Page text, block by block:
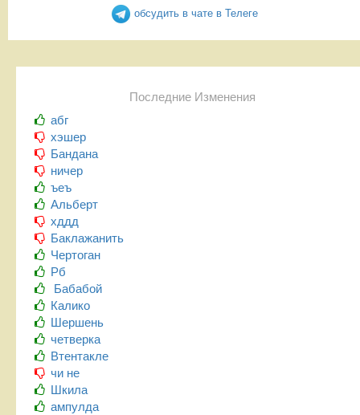
обсудить в чате в Телеге
Последние Изменения
абг
хэшер
Бандана
ничер
ъеъ
Альберт
хддд
Баклажанить
Чертоган
Рб
Бабабой
Калико
Шершень
четверка
Втентакле
чи не
Шкила
ампулда